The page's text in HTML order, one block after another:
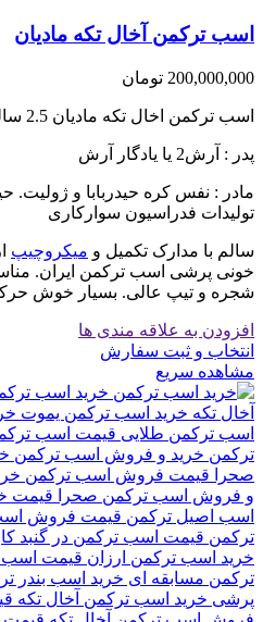
اسب ترکمن آخال تکه مادیان
200,000,000 تومان
اسب ترکمن اخال تکه مادیان 2.5 ساله به رنگ کهر
پدر : آرش2 یا یادگار آرش
مادر : نفس کره حیدربابا و ژولیت.
تولیدات فدراسیون سوارکاری
سالم با مدارک تکمیل و میکروچیپ
خونی پرشی اسب ترکمن ایران.
شجره و تیپ عالی. بسیار خوش
افزودن به علاقه مندی ها
انتخاب و ثبت سفارش
مشاهده سریع